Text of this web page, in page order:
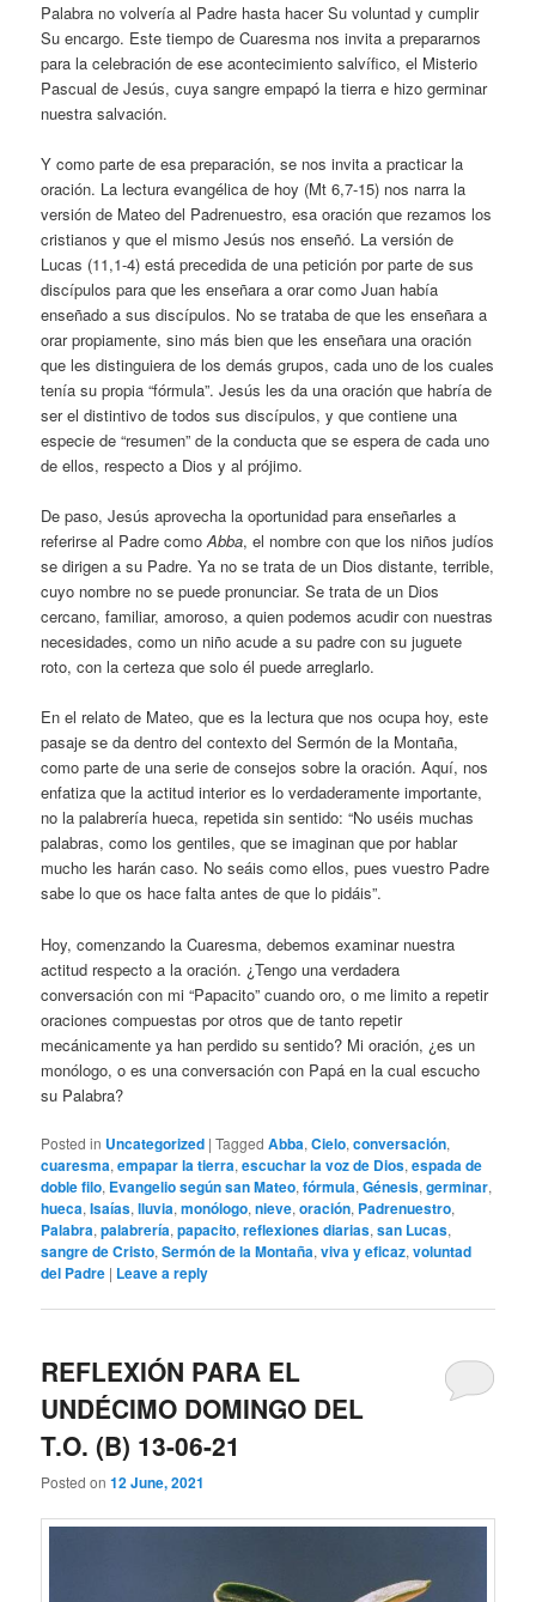
Palabra no volvería al Padre hasta hacer Su voluntad y cumplir
Su encargo. Este tiempo de Cuaresma nos invita a prepararnos
para la celebración de ese acontecimiento salvífico, el Misterio
Pascual de Jesús, cuya sangre empapó la tierra e hizo germinar
nuestra salvación.
Y como parte de esa preparación, se nos invita a practicar la
oración. La lectura evangélica de hoy (Mt 6,7-15) nos narra la
versión de Mateo del Padrenuestro, esa oración que rezamos los
cristianos y que el mismo Jesús nos enseñó. La versión de
Lucas (11,1-4) está precedida de una petición por parte de sus
discípulos para que les enseñara a orar como Juan había
enseñado a sus discípulos. No se trataba de que les enseñara a
orar propiamente, sino más bien que les enseñara una oración
que les distinguiera de los demás grupos, cada uno de los cuales
tenía su propia “fórmula”. Jesús les da una oración que habría de
ser el distintivo de todos sus discípulos, y que contiene una
especie de “resumen” de la conducta que se espera de cada uno
de ellos, respecto a Dios y al prójimo.
De paso, Jesús aprovecha la oportunidad para enseñarles a
referirse al Padre comoAbba, el nombre con que los niños judíos
se dirigen a su Padre. Ya no se trata de un Dios distante, terrible,
cuyo nombre no se puede pronunciar. Se trata de un Dios
cercano, familiar, amoroso, a quien podemos acudir con nuestras
necesidades, como un niño acude a su padre con su juguete
roto, con la certeza que solo él puede arreglarlo.
En el relato de Mateo, que es la lectura que nos ocupa hoy, este
pasaje se da dentro del contexto del Sermón de la Montaña,
como parte de una serie de consejos sobre la oración. Aquí, nos
enfatiza que la actitud interior es lo verdaderamente importante,
no la palabrería hueca, repetida sin sentido: “No uséis muchas
palabras, como los gentiles, que se imaginan que por hablar
mucho les harán caso. No seáis como ellos, pues vuestro Padre
sabe lo que os hace falta antes de que lo pidáis”.
Hoy, comenzando la Cuaresma, debemos examinar nuestra
actitud respecto a la oración. ¿Tengo una verdadera
conversación con mi “Papacito” cuando oro, o me limito a repetir
oraciones compuestas por otros que de tanto repetir
mecánicamente ya han perdido su sentido? Mi oración, ¿es un
monólogo, o es una conversación con Papá en la cual escucho
su Palabra?
Posted in Uncategorized |Tagged Abba,Cielo,conversación,
cuaresma,empapar la tierra,escuchar la voz de Dios,espada de
doble filo, Evangelio según san Mateo,fórmula,Génesis,germinar,
hueca,Isaías,lluvia,monólogo,nieve,oración, Padrenuestro,
Palabra,palabrería,papacito,reflexiones diarias,san Lucas,
sangre de Cristo,Sermón de la Montaña,viva y eficaz,voluntad
del Padre | Leave a reply
REFLEXIÓN PARA EL
UNDÉCIMO DOMINGO DEL
T.O. (B) 13-06-21
Posted on12 June, 2021